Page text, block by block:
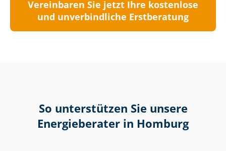
Vereinbaren Sie jetzt Ihre kostenlose
und unverbindliche Erstberatung
So unterstützen Sie unsere
Energieberater in Homburg